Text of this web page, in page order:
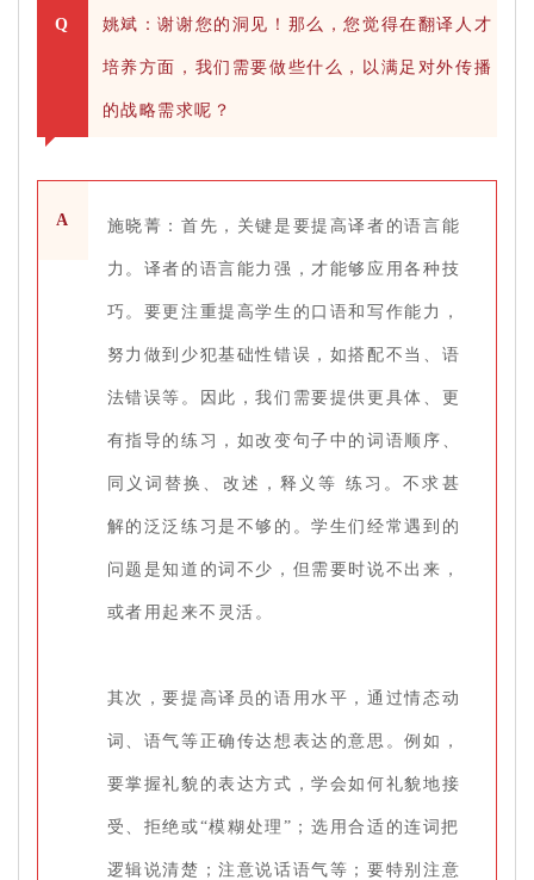
Q 姚斌：谢谢您的洞见！那么，您觉得在翻译人才
培养方面，我们需要做些什么，以满足对外传播
的战略需求呢？
A 施晓菁：首先，关键是要提高译者的语言能
力。译者的语言能力强，才能够应用各种技
巧。要更注重提高学生的口语和写作能力，
努力做到少犯基础性错误，如搭配不当、语
法错误等。因此，我们需要提供更具体、更
有指导的练习，如改变句子中的词语顺序、
同义词替换、改述，释义等 练习。不求甚
解的泛泛练习是不够的。学生们经常遇到的
问题是知道的词不少，但需要时说不出来，
或者用起来不灵活。
其次，要提高译员的语用水平，通过情态动
词、语气等正确传达想表达的意思。例如，
要掌握礼貌的表达方式，学会如何礼貌地接
受、拒绝或“模糊处理”；选用合适的连词把
逻辑说清楚；注意说话语气等；要特别注意